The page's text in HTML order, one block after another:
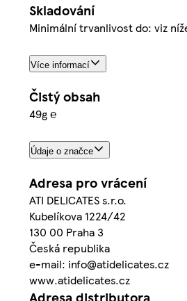
Skladování
Minimální trvanlivost do: viz
Více informací
Čistý obsah
49g ℮
Údaje o značce
Adresa pro vrácení
ATI DELICATES s.r.o.
Kubelíkova 1224/42
130 00 Praha 3
Česká republika
e-mail: info@atidelicates.cz
www.atidelicates.cz
Adresa distributora